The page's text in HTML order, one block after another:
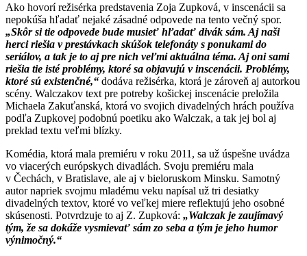
Ako hovorí režisérka predstavenia Zoja Zupková, v inscenácii sa
nepokúša hľadať nejaké zásadné odpovede na tento večný spor.
„Skôr si tie odpovede bude musieť hľadať divák sám. Aj naši
herci riešia v prestávkach skúšok telefonáty s ponukami do
seriálov, a tak je to aj pre nich veľmi aktuálna téma. Aj oni sami
riešia tie isté problémy, ktoré sa objavujú v inscenácii. Problémy,
ktoré sú existenčné,“ dodáva režisérka, ktorá je zároveň aj autorkou
scény. Walczakov text pre potreby košickej inscenácie preložila
Michaela Zakuťanská, ktorá vo svojich divadelných hrách používa
podľa Zupkovej podobnú poetiku ako Walczak, a tak jej bol aj
preklad textu veľmi blízky.
Komédia, ktorá mala premiéru v roku 2011, sa už úspešne uvádza
vo viacerých európskych divadlách. Svoju premiéru mala
v Čechách, v Bratislave, ale aj v bieloruskom Minsku. Samotný
autor napriek svojmu mladému veku napísal už tri desiatky
divadelných textov, ktoré vo veľkej miere reflektujú jeho osobné
skúsenosti. Potvrdzuje to aj Z. Zupková: „Walczak je zaujímavý
tým, že sa dokáže vysmievať sám zo seba a tým je jeho humor
výnimočný.“